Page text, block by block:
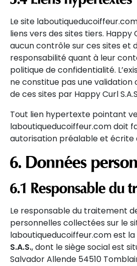
Le site
liens vers des sites tiers. Happy
aucun contrôle sur ces sites et
responsabilité quant à leur
politique de confidentialité.
ne constitue pas une
de ces sites par Happy Curl
Tout lien hypertexte pointant
laboutiqueducoiffeur.com doit
autorisation préalable et écrite
6. Données
6.1 Responsable du
Le responsable du traitement
personnelles collectées sur le
laboutiqueducoiffeur.com est
S.A.S., dont le siège social est
Salvador Allende 54510